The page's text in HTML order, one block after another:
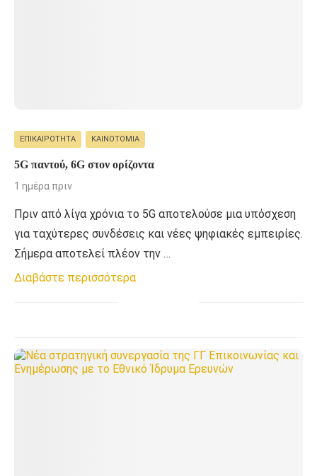
ΕΠΙΚΑΙΡΌΤΗΤΑ ΚΑΙΝΟΤΟΜΊΑ
5G παντού, 6G στον ορίζοντα
1 ημέρα πριν
Πριν από λίγα χρόνια το 5G αποτελούσε μια υπόσχεση
για ταχύτερες συνδέσεις και νέες ψηφιακές εμπειρίες.
Σήμερα αποτελεί πλέον την …
Διαβάστε περισσότερα